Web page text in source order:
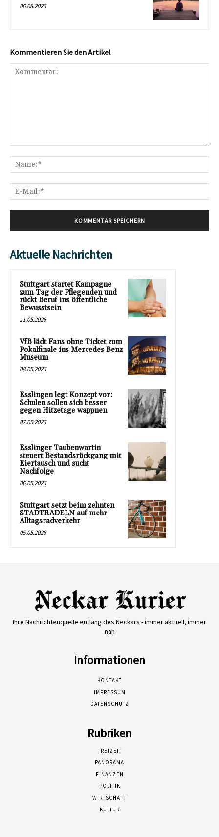
06.08.2026
Kommentieren Sie den Artikel
Aktuelle Nachrichten
Stuttgart startet Kampagne
zum Tag der Pflegenden und
rückt Beruf ins öffentliche
Bewusstsein
11.05.2026
VfB lädt Fans ohne Ticket zum
Pokalfinale ins Mercedes Benz
Museum
08.05.2026
Esslingen legt Konzept vor:
Schulen sollen sich besser
gegen Hitzetage wappnen
07.05.2026
Esslinger Taubenwartin
steuert Bestandsrückgang mit
Eiertausch und sucht
Nachfolge
06.05.2026
Stuttgart setzt beim zehnten
STADTRADELN auf mehr
Alltagsradverkehr
05.05.2026
Ihre Nachrichtenquelle entlang des Neckars - immer aktuell, immer
nah
Informationen
KONTAKT
IMPRESSUM
DATENSCHUTZ
Rubriken
FREIZEIT
PANORAMA
FINANZEN
POLITIK
WIRTSCHAFT
KULTUR